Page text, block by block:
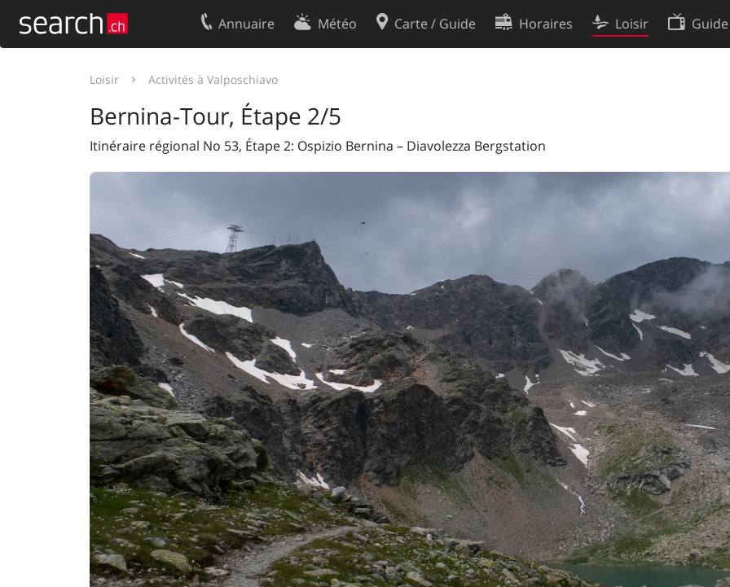
Annuaire Météo Carte / Guide Horaires Loisir
Loisir Activités à Valposchiavo
Bernina-Tour, Étape 2/5
Itinéraire régional No 53, Étape 2: Ospizio Bernina – Diavolezza Bergstation
Votre inscription
Mentions Légales
Protection des données